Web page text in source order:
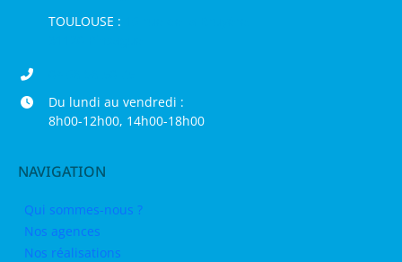
TOULOUSE :
Du lundi au vendredi :
8h00-12h00, 14h00-18h00
NAVIGATION
Qui sommes-nous ?
Nos agences
Nos réalisations